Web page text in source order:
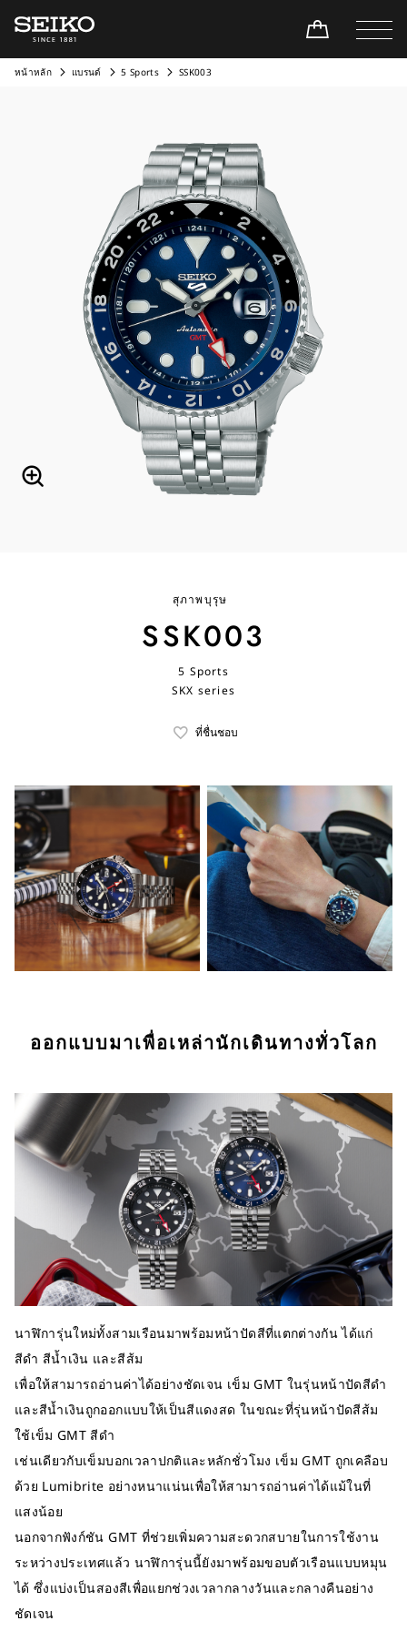
หน้าหลัก แบรนด์ 5 Sports SSK003
สุภาพบุรุษ
SSK003
5 Sports
SKX series
ที่ชื่นชอบ
ออกแบบมาเพื่อเหล่านักเดินทางทั่วโลก
นาฬิการุ่นใหม่ทั้งสามเรือนมาพร้อมหน้าปัดสีที่แตกต่างกัน ได้แก่
สีดำ สีน้ำเงิน และสีส้ม
เพื่อให้สามารถอ่านค่าได้อย่างชัดเจน เข็ม GMT ในรุ่นหน้าปัดสีดำ
และสีน้ำเงินถูกออกแบบให้เป็นสีแดงสด ในขณะที่รุ่นหน้าปัดสีส้ม
ใช้เข็ม GMT สีดำ
เช่นเดียวกับเข็มบอกเวลาปกติและหลักชั่วโมง เข็ม GMT ถูกเคลือบ
ด้วย Lumibrite อย่างหนาแน่นเพื่อให้สามารถอ่านค่าได้แม้ในที่
แสงน้อย
นอกจากฟังก์ชัน GMT ที่ช่วยเพิ่มความสะดวกสบายในการใช้งาน
ระหว่างประเทศแล้ว นาฬิการุ่นนี้ยังมาพร้อมขอบตัวเรือนแบบหมุน
ได้ ซึ่งแบ่งเป็นสองสีเพื่อแยกช่วงเวลากลางวันและกลางคืนอย่าง
ชัดเจน